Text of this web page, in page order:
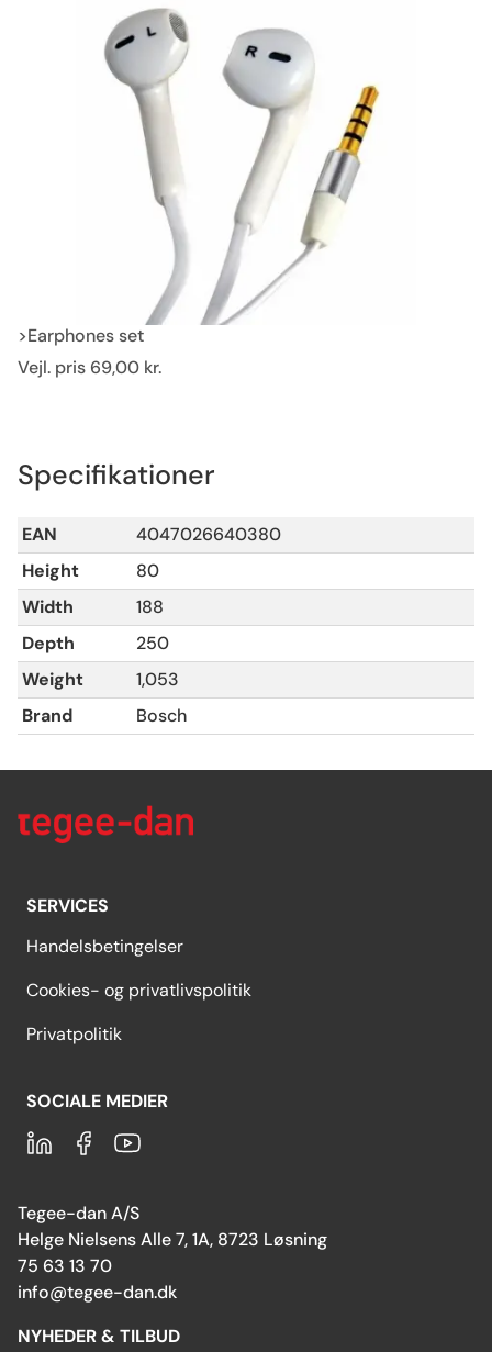
>Earphones set
Vejl. pris 69,00 kr.
Specifikationer
EAN
4047026640380
Height
80
Width
188
Depth
250
Weight
1,053
Brand
Bosch
SERVICES
Handelsbetingelser
Cookies- og privatlivspolitik
Privatpolitik
SOCIALE MEDIER
LinkedInFacebookYoutube
Tegee-dan A/S
Helge Nielsens Alle 7, 1A, 8723 Løsning
75 63 13 70
info@tegee-dan.dk
NYHEDER & TILBUD